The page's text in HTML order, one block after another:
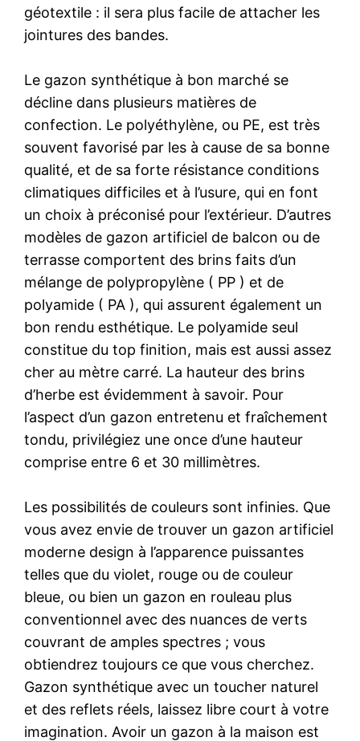
géotextile : il sera plus facile de attacher les
jointures des bandes.
Le gazon synthétique à bon marché se
décline dans plusieurs matières de
confection. Le polyéthylène, ou PE, est très
souvent favorisé par les à cause de sa bonne
qualité, et de sa forte résistance conditions
climatiques difficiles et à l’usure, qui en font
un choix à préconisé pour l’extérieur. D’autres
modèles de gazon artificiel de balcon ou de
terrasse comportent des brins faits d’un
mélange de polypropylène ( PP ) et de
polyamide ( PA ), qui assurent également un
bon rendu esthétique. Le polyamide seul
constitue du top finition, mais est aussi assez
cher au mètre carré. La hauteur des brins
d’herbe est évidemment à savoir. Pour
l’aspect d’un gazon entretenu et fraîchement
tondu, privilégiez une once d’une hauteur
comprise entre 6 et 30 millimètres.
Les possibilités de couleurs sont infinies. Que
vous avez envie de trouver un gazon artificiel
moderne design à l’apparence puissantes
telles que du violet, rouge ou de couleur
bleue, ou bien un gazon en rouleau plus
conventionnel avec des nuances de verts
couvrant de amples spectres ; vous
obtiendrez toujours ce que vous cherchez.
Gazon synthétique avec un toucher naturel
et des reflets réels, laissez libre court à votre
imagination. Avoir un gazon à la maison est